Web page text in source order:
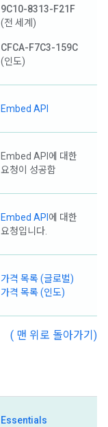
9C10-8313-F21F
(전 세계)
CFCA-F7C3-159C
(인도)
Embed API
Embed API에 대한
요청이 성공함
Embed API 에 대한
요청입니다.
가격 목록 (글로벌)
가격 목록 (인도)
( 맨 위로 돌아가기)
Essentials